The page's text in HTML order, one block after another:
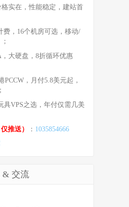
格实在，性能稳定，建站首
费，16个机房可选，移动/
大硬盘，8折循环优惠
PCCW，月付5.8美元起，
具VPS之选，年付仅需几美
推送）
： 1035854666
& 交流